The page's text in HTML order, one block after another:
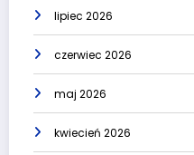
lipiec 2026
czerwiec 2026
maj 2026
kwiecień 2026